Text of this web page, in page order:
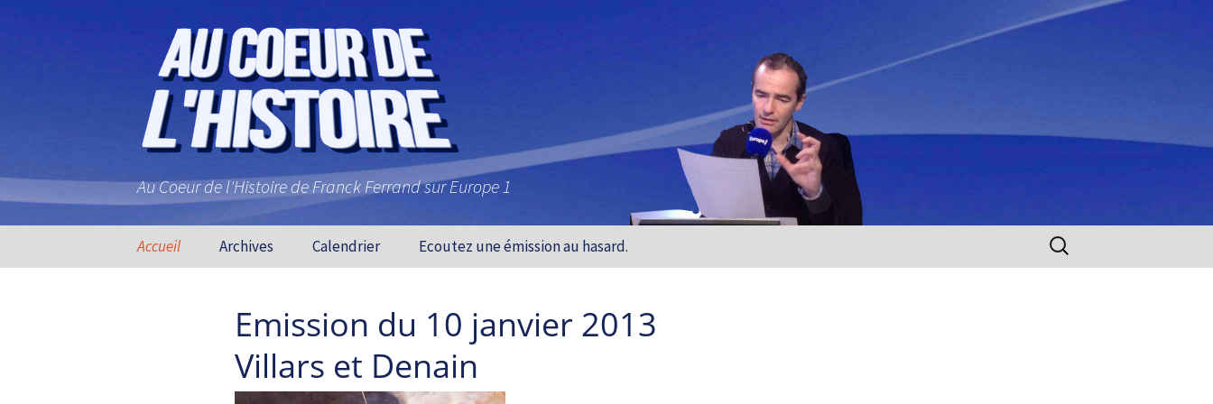
Au Coeur de l'Histoire de Franck Ferrand sur Europe 1
Aller au contenu principal
Accueil Archives Calendrier Ecoutez une émission au hasard. Rechercher :
Emission du 10 janvier 2013
Villars et Denain